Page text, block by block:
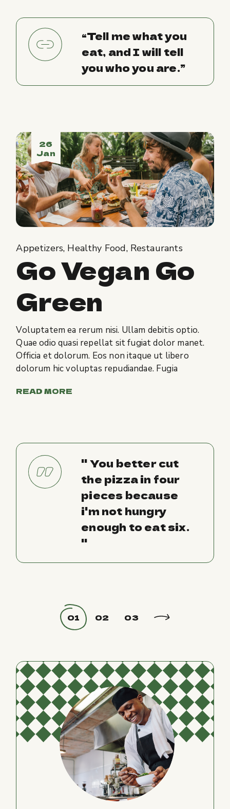
“Tell me what you
eat, and I will tell
you who you are.”
26
Jan
Appetizers Healthy Food Restaurants
Go Vegan Go
Green
Voluptatem ea rerum nisi. Ullam debitis optio.
Quae odio quasi repellat sit fugiat dolor manet.
Officia et dolorum. Eos non itaque ut libero
dolorum hic voluptas repudiandae. Fugia
READ MORE
'' You better cut
the pizza in four
pieces because
i'm not hungry
enough to eat six.
''
Posts
pagination
01 02 03